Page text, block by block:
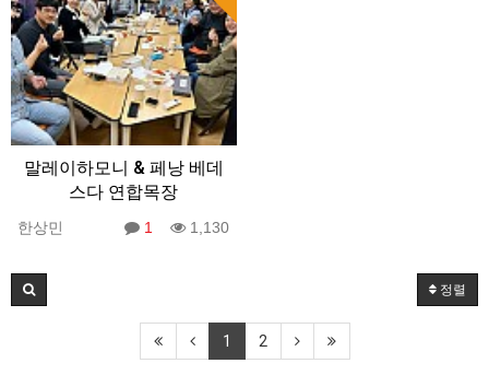
말레이하모니 & 페낭 베데
스다 연합목장
한상민 1 1,130
정렬
1 2